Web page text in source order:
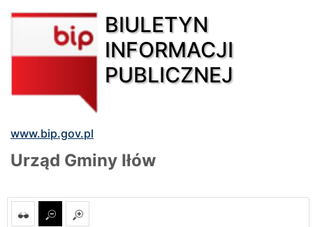
BIULETYN
INFORMACJI
PUBLICZNEJ
www.bip.gov.pl
Urząd Gminy Iłów